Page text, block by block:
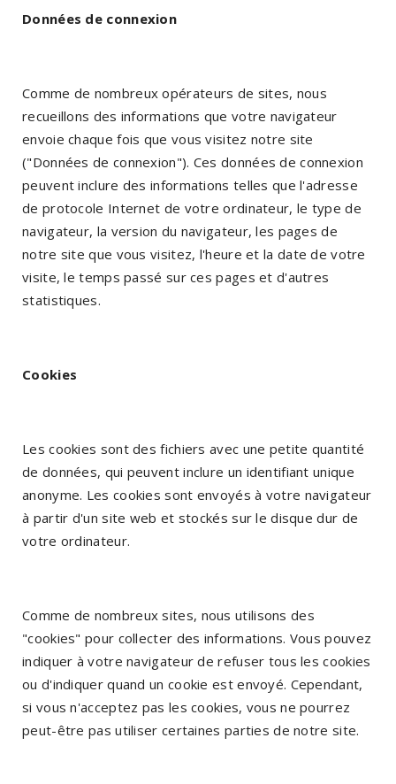
Données de connexion
Comme de nombreux opérateurs de sites, nous
recueillons des informations que votre navigateur
envoie chaque fois que vous visitez notre site
("Données de connexion"). Ces données de connexion
peuvent inclure des informations telles que l'adresse
de protocole Internet de votre ordinateur, le type de
navigateur, la version du navigateur, les pages de
notre site que vous visitez, l'heure et la date de votre
visite, le temps passé sur ces pages et d'autres
statistiques.
Cookies
Les cookies sont des fichiers avec une petite quantité
de données, qui peuvent inclure un identifiant unique
anonyme. Les cookies sont envoyés à votre navigateur
à partir d'un site web et stockés sur le disque dur de
votre ordinateur.
Comme de nombreux sites, nous utilisons des
"cookies" pour collecter des informations. Vous pouvez
indiquer à votre navigateur de refuser tous les cookies
ou d'indiquer quand un cookie est envoyé. Cependant,
si vous n'acceptez pas les cookies, vous ne pourrez
peut-être pas utiliser certaines parties de notre site.